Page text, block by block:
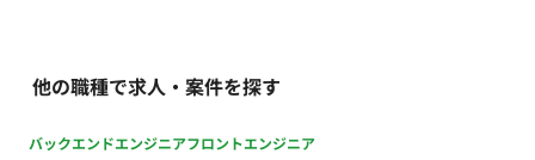
他の職種で求人・案件を探す
バックエンドエンジニアフロントエンジニア